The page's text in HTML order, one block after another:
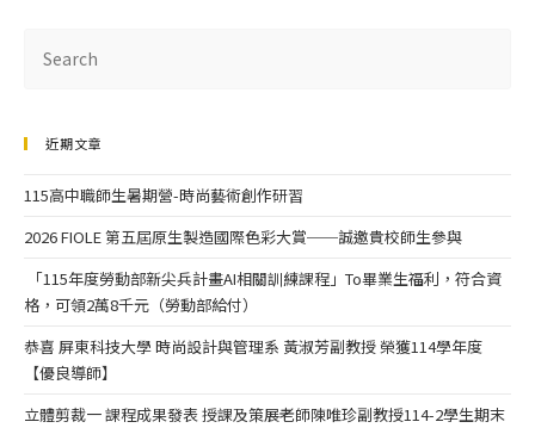
近期文章
115高中職師生暑期營-時尚藝術創作研習
2026 FIOLE 第五屆原生製造國際色彩大賞──誠邀貴校師生參與
「115年度勞動部新尖兵計畫AI相關訓練課程」To畢業生福利，符合資
格，可領2萬8千元（勞動部給付）
恭喜 屏東科技大學 時尚設計與管理系 黃淑芳副教授 榮獲114學年度
【優良導師】
立體剪裁一 課程成果發表 授課及策展老師陳唯珍副教授114-2學生期末